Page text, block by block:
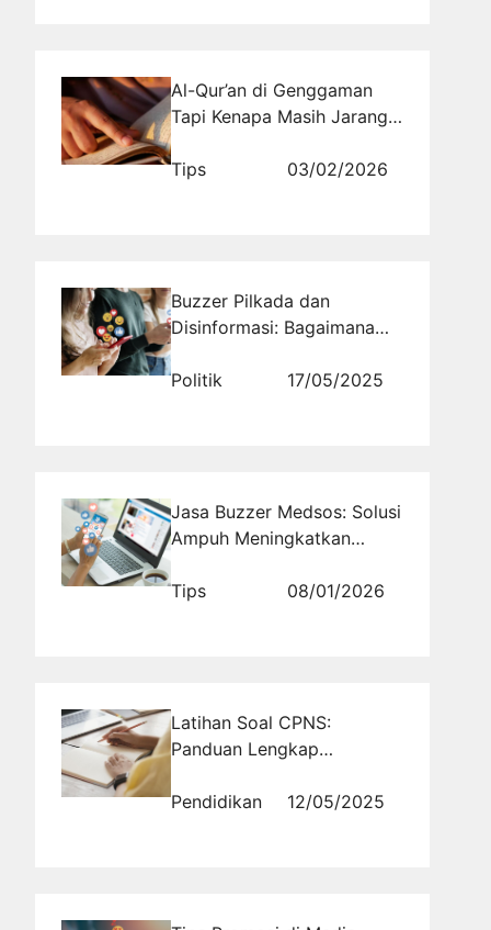
Al-Qur’an di Genggaman
Tapi Kenapa Masih Jarang
Nggak Pernah Absen
Tips 03/02/2026
Buzzer Pilkada dan
Disinformasi: Bagaimana
Membantu Menangkal
Politik 17/05/2025
Jasa Buzzer Medsos: Solusi
Ampuh Meningkatkan
Engagement Konten
Tips 08/01/2026
Latihan Soal CPNS:
Panduan Lengkap
Kompetensi Dasar
Pendidikan 12/05/2025